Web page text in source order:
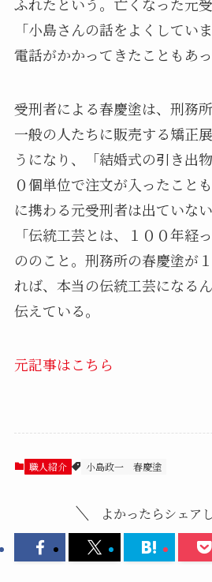
「小島さんの話をよくしてい
電話がかかってきたこともあっ
受刑者による春慶塗は、刑務
一般の人たちに販売する矯正
うになり、「結婚式の引き出
０個単位で注文が入ったこと
に携わる元受刑者は出ていな
「伝統工芸とは、１００年経
ののこと。刑務所の春慶塗が
れば、本当の伝統工芸になる
伝えている。
元記事はこちら
職人紹介 小島政一 春慶塗
よかったらシェア